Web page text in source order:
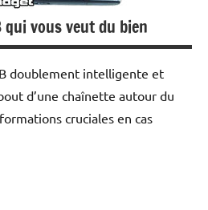
qui vous veut du bien
doublement intelligente et
d’une chaînette autour du
cruciales en cas